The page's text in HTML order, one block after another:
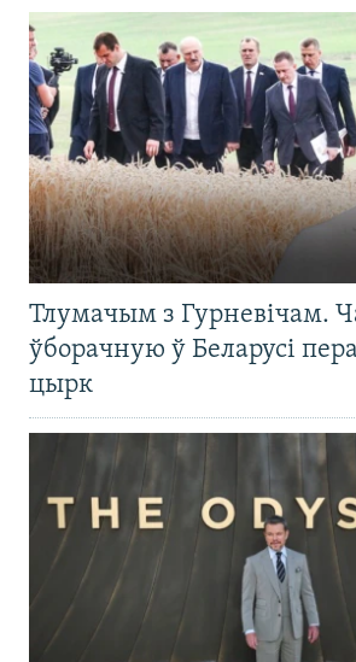
Тлумачым з Гурневічам.
ўборачную ў Беларусі
цырк